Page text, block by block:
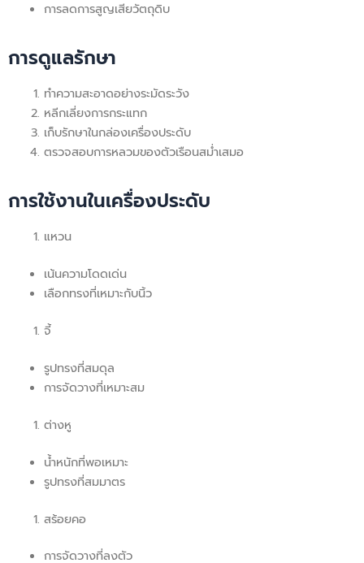
การลดการสูญเสียวัตถุดิบ
การดูแลรักษา
ทำความสะอาดอย่างระมัดระวัง
หลีกเลี่ยงการกระแทก
เก็บรักษาในกล่องเครื่องประดับ
ตรวจสอบการหลวมของตัวเรือนสม่ำเสมอ
การใช้งานในเครื่องประดับ
แหวน
เน้นความโดดเด่น
เลือกทรงที่เหมาะกับนิ้ว
จี้
รูปทรงที่สมดุล
การจัดวางที่เหมาะสม
ต่างหู
น้ำหนักที่พอเหมาะ
รูปทรงที่สมมาตร
สร้อยคอ
การจัดวางที่ลงตัว